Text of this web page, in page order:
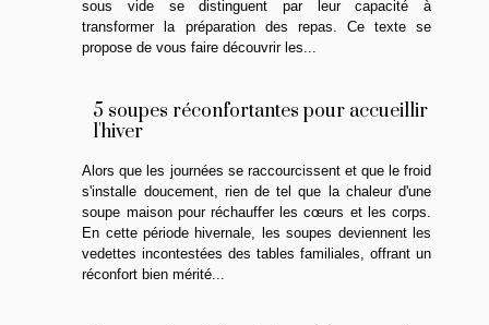
sous vide se distinguent par leur capacité à
transformer la préparation des repas. Ce texte se
propose de vous faire découvrir les...
5 soupes réconfortantes pour accueillir
l'hiver
Alors que les journées se raccourcissent et que le froid
s'installe doucement, rien de tel que la chaleur d'une
soupe maison pour réchauffer les cœurs et les corps.
En cette période hivernale, les soupes deviennent les
vedettes incontestées des tables familiales, offrant un
réconfort bien mérité...